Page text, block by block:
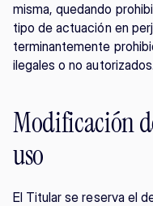
misma, quedando
tipo de actuación en
terminantemente
ilegales o no autorizados.
Modificación
uso
El Titular se reserva el